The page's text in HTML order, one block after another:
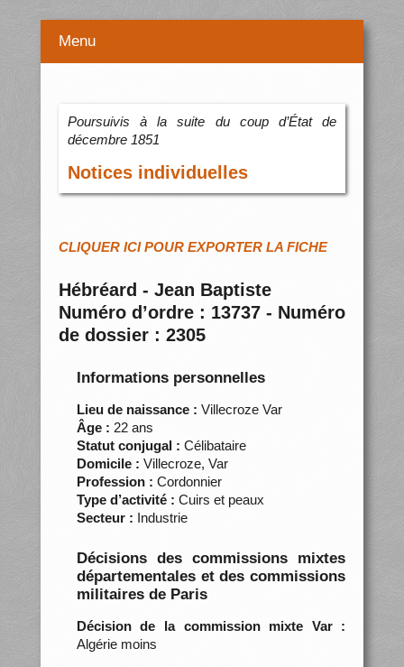
Menu
Poursuivis à la suite du coup d’État de
décembre 1851
Notices individuelles
CLIQUER ICI POUR EXPORTER LA FICHE
Hébréard - Jean Baptiste
Numéro d’ordre : 13737 - Numéro
de dossier : 2305
Informations personnelles
Lieu de naissance : Villecroze Var
Âge : 22 ans
Statut conjugal : Célibataire
Domicile : Villecroze, Var
Profession : Cordonnier
Type d’activité : Cuirs et peaux
Secteur : Industrie
Décisions des commissions mixtes
départementales et des commissions
militaires de Paris
Décision de la commission mixte Var :
Algérie moins